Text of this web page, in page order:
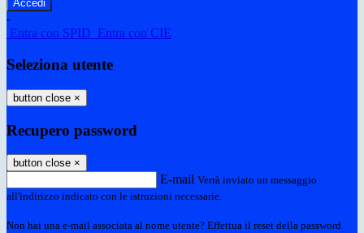
-
Entra con SPID Entra con CIE
Seleziona utente
button close ×
Recupero password
button close ×
E-mail Verrà inviato un messaggio
all'indirizzo indicato con le istruzioni necessarie.
Non hai una e-mail associata al nome utente? Effettua il reset della password